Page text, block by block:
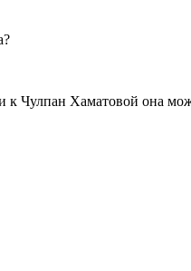
к Чулпан Хаматовой она